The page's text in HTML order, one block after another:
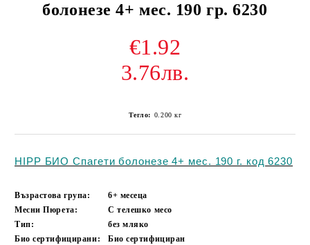
болонезе 4+ мес. 190 гр. 6230
€1.92
3.76лв.
Тегло: 0.200 кг
HIPP БИО Спагети болонезе 4+ мес. 190 г. код 6230
Възрастова група:
6+ месеца
Месни Пюрета:
С телешко месо
Тип:
без мляко
Био сертифицирани:
Био сертифициран